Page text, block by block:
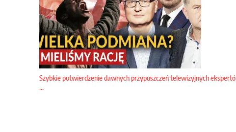
Szybkie potwierdzenie dawnych przypuszczeń telewizyjnych ekspertó
...